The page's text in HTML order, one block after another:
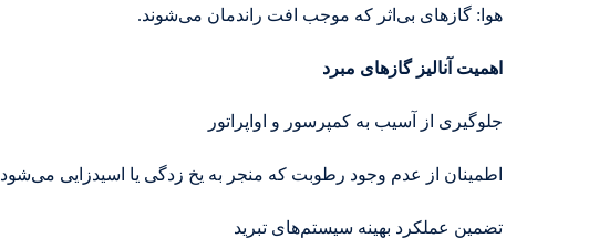
هوا: گازهای بی‌اثر که موجب افت راندمان می‌شوند.
اهمیت آنالیز گازهای مبرد
جلوگیری از آسیب به کمپرسور و اواپراتور
اطمینان از عدم وجود رطوبت که منجر به یخ‌ زدگی یا اسیدزایی می‌شود
تضمین عملکرد بهینه سیستم‌های تبرید